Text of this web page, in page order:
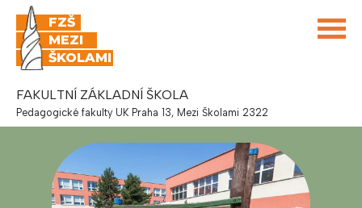
FZŠ
MEZI
ŠKOLAMI
FAKULTNÍ ZÁKLADNÍ ŠKOLA
Pedagogické fakulty UK Praha 13, Mezi Školami 2322